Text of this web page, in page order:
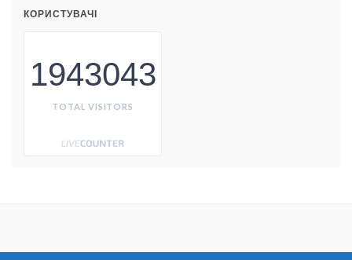
КОРИСТУВАЧІ
1943043
TOTAL VISITORS